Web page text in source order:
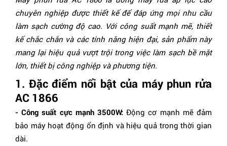
chuyên nghiệp được thiết kế để đáp ứng mọi nhu cầu
làm sạch cường độ cao. Với công suất mạnh mẽ, thiết
kế chắc chắn và các tính năng hiện đại, sản phẩm này
mang lại hiệu quả vượt trội trong việc làm sạch bề mặt
lớn, thiết bị công nghiệp và phương tiện.
1. Đặc điểm nổi bật của máy phun rửa
AC 1866
- Công suất cực mạnh 3500W: Động cơ mạnh mẽ đảm
bảo máy hoạt động ổn định và hiệu quả trong thời gian
dài.